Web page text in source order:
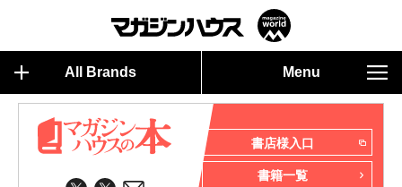
All Brands Menu
書店様入口
書籍一覧